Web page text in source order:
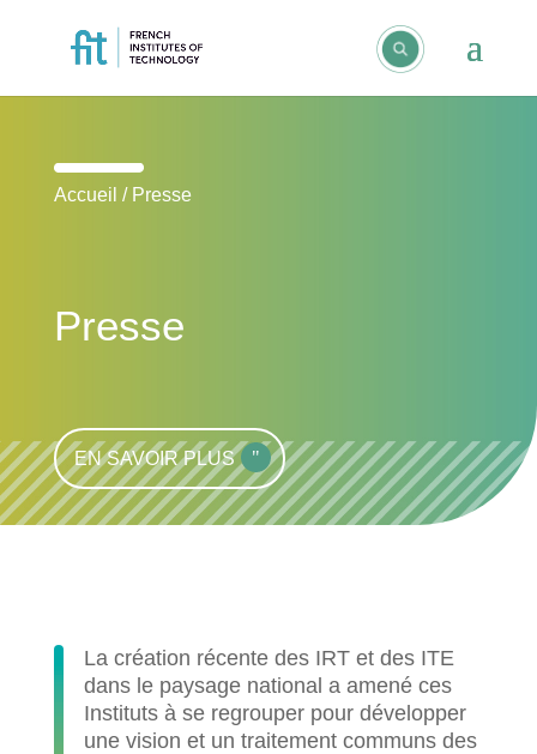
Accueil / Presse
Presse
EN SAVOIR PLUS
La création récente des IRT et des ITE
dans le paysage national a amené ces
Instituts à se regrouper pour développer
une vision et un traitement communs des